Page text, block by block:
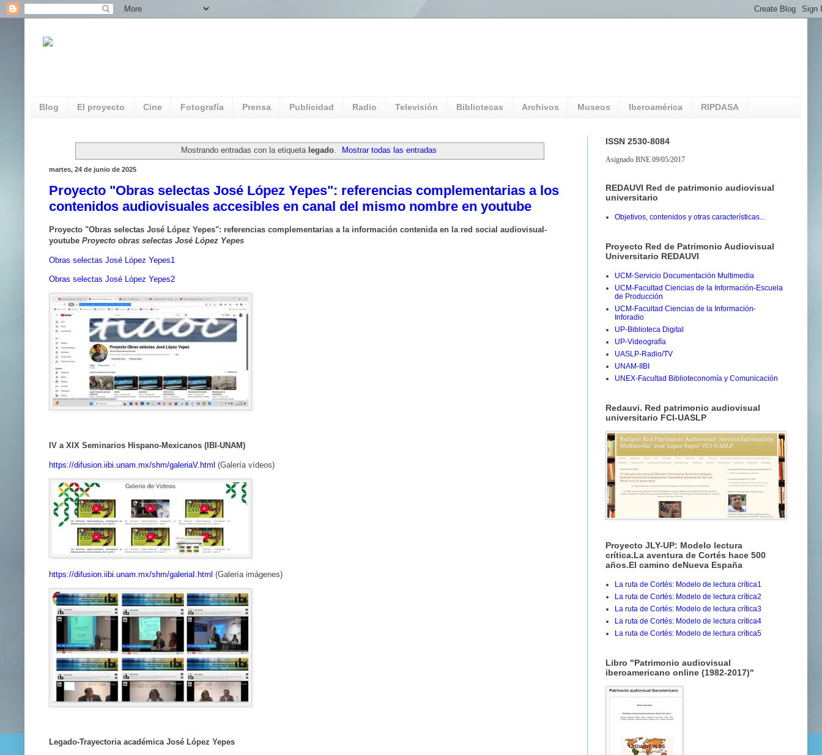
Blog El proyecto Cine Fotografía Prensa Publicidad Radio Televisión Bibliotecas Archivos Museos Iberoamérica RIPDASA
Mostrando entradas con la etiqueta legado. Mostrar todas las entradas
martes, 24 de junio de 2025
Proyecto "Obras selectas José López Yepes": referencias complementarias a los
contenidos audiovisuales accesibles en canal del mismo nombre en youtube
Proyecto "Obras selectas José López Yepes": referencias complementarias a la información contenida en la red social audiovisual-
youtube Proyecto obras selectas José López Yepes
Obras selectas José López Yepes1
Obras selectas José López Yepes2
IV a XIX Seminarios Hispano-Mexicanos (IBI-UNAM)
https://difusion.iibi.unam.mx/shm/galeriaV.html (Galería vídeos)
https://difusion.iibi.unam.mx/shm/galeriaI.html (Galería imágenes)
Legado-Trayectoria académica José López Yepes
ISSN 2530-8084
Asignado BNE 09/05/2017
REDAUVI Red de patrimonio audiovisual
universitario
Objetivos, contenidos y otras características...
Proyecto Red de Patrimonio Audiovisual
Universitario REDAUVI
UCM-Servicio Documentación Multimedia
UCM-Facultad Ciencias de la Información-Escuela
de Producción
UCM-Facultad Ciencias de la Información-
Inforadio
UP-Biblioteca Digital
UP-Videografía
UASLP-Radio/TV
UNAM-IIBI
UNEX-Facultad Biblioteconomía y Comunicación
Redauvi. Red patrimonio audiovisual
universitario FCI-UASLP
Proyecto JLY-UP: Modelo lectura
crítica.La aventura de Cortés hace 500
años.El camino deNueva España
La ruta de Cortés: Modelo de lectura crítica1
La ruta de Cortés: Modelo de lectura crítica2
La ruta de Cortés: Modelo de lectura crítica3
La ruta de Cortés: Modelo de lectura crítica4
La ruta de Cortés: Modelo de lectura crítica5
Libro "Patrimonio audiovisual
iberoamericano online (1982-2017)"